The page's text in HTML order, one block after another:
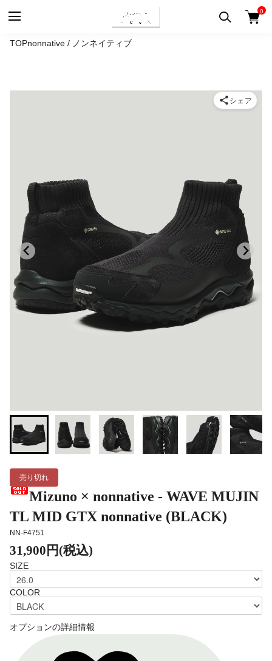
0
TOPnonnative / ノンネイティブ
売り切れ
Mizuno × nonnative - WAVE MUJIN
TL MID GTX nonnative (BLACK)
NN-F4751
31,900円(税込)
SIZE
COLOR
オプションの詳細情報
シェア